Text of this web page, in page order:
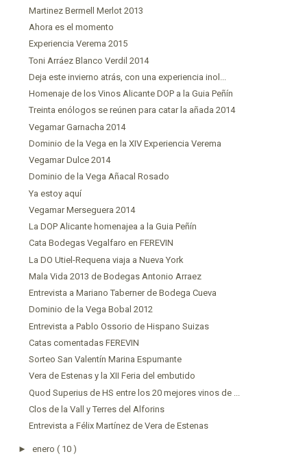
Martinez Bermell Merlot 2013
Ahora es el momento
Experiencia Verema 2015
Toni Arráez Blanco Verdil 2014
Deja este invierno atrás, con una experiencia inol...
Homenaje de los Vinos Alicante DOP a la Guia Peñín
Treinta enólogos se reúnen para catar la añada 2014
Vegamar Garnacha 2014
Dominio de la Vega en la XIV Experiencia Verema
Vegamar Dulce 2014
Dominio de la Vega Añacal Rosado
Ya estoy aquí
Vegamar Merseguera 2014
La DOP Alicante homenajea a la Guia Peñín
Cata Bodegas Vegalfaro en FEREVIN
La DO Utiel-Requena viaja a Nueva York
Mala Vida 2013 de Bodegas Antonio Arraez
Entrevista a Mariano Taberner de Bodega Cueva
Dominio de la Vega Bobal 2012
Entrevista a Pablo Ossorio de Hispano Suizas
Catas comentadas FEREVIN
Sorteo San Valentín Marina Espumante
Vera de Estenas y la XII Feria del embutido
Quod Superius de HS entre los 20 mejores vinos de ...
Clos de la Vall y Terres del Alforins
Entrevista a Félix Martínez de Vera de Estenas
► enero ( 10 )